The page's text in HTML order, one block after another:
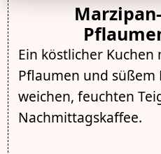
Ein köstlicher
Pflaumen und
weichen, feuchten
Nachmittagskaffee.